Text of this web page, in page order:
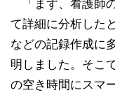
「まず、看護師
て詳細に分析した
などの記録作成に
明しました。そこ
の空き時間にスマ